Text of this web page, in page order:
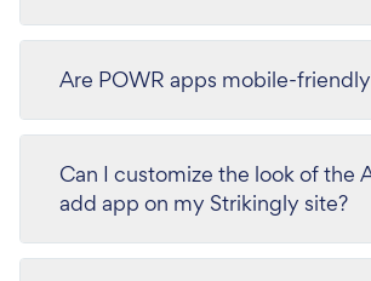
Are POWR apps mobile-
Can I customize the look of the
add app on my Strikingly site?